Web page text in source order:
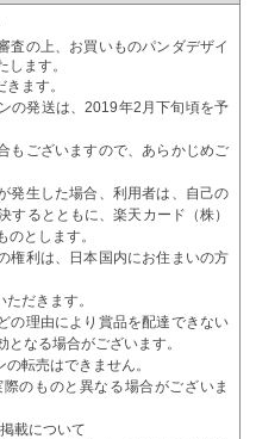
査の上、お買いものパンダデザイ
ます。
ます。
の発送は、2019年2月下旬頃を予
もございますので、あらかじめご
発生した場合、利用者は、自己の
するとともに、楽天カード（株）
とします。
権利は、日本国内にお住まいの方
だきます。
の理由により賞品を配達できない
なる場合がございます。
転売はできません。
のものと異なる場合がございま
載について